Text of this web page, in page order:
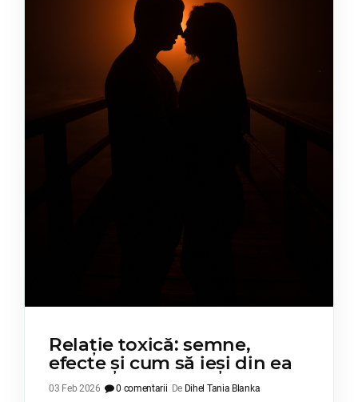
Relație toxică: semne,
efecte și cum să ieși din ea
03 Feb 2026 0 comentarii De Dihel Tania Blanka